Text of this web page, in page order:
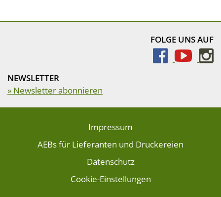
FOLGE UNS AUF
NEWSLETTER
» Newsletter abonnieren
Impressum
AEBs für Lieferanten und Druckereien
Datenschutz
Cookie-Einstellungen